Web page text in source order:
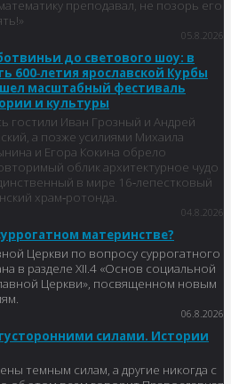
преподавал, не позорь его
05.8.2026
до светового шоу: в
600‑летия ярославской Курбы
масштабный фестиваль
и культуры
гостили Иван Грозный и Андрей
а позже усилиями Михаила
и Егора Кокина обрело
облик архитектурное чудо
в мире 16‑лепестковый
храм‑ротонда.
04.8.2026
материнстве?
Церкви по вопросу суррогатного
в разделе XII.4 «Основ социальной
Церкви», посвященном новым
06.8.2026
силами. Истории
темным силам, а другие никогда с